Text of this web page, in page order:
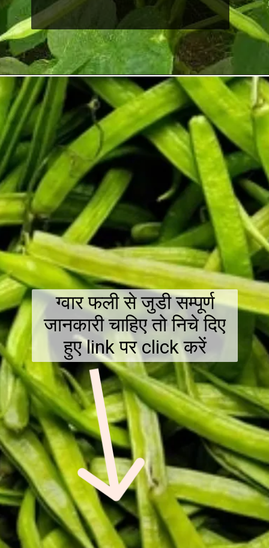
ग्वार फली से जुडी सम्पूर्ण
जानकारी चाहिए तो निचे दिए
हुए link पर click करें